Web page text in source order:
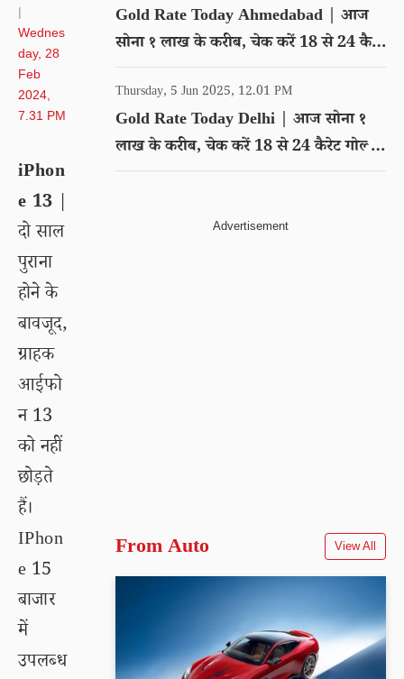
|
Wednes
day, 28
Feb
2024,
7.31 PM
iPhon
e 13 |
दो साल
पुराना
होने के
बावजूद,
ग्राहक
आईफो
न 13
को नहीं
छोड़ते
हैं।
IPhon
e 15
बाजार
में
उपलब्ध
Gold Rate Today Ahmedabad | आज
सोना १ लाख के करीब, चेक करें 18 से 24 कैरेट
गोल्ड का रेट
Thursday, 5 Jun 2025, 12.01 PM
Gold Rate Today Delhi | आज सोना १
लाख के करीब, चेक करें 18 से 24 कैरेट गोल्ड
का रेट
From Auto View All